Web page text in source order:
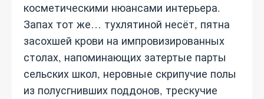
косметическими нюансами интерьера.
Запах тот же… тухлятиной несёт, пятна
засохшей крови на импровизированных
столах, напоминающих затертые парты
сельских школ, неровные скрипучие полы
из полусгнивших поддонов, трескучие